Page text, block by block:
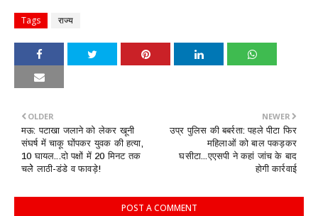
Tags राज्य
NEWER
उप्र पुलिस की बबर्रता: पहले पीटा फिर
महिलाओं को बाल पकड़कर
घसीटा...एएसपी ने कहां जांच के बाद
होगी कार्रवाई
OLDER
मऊ: पटाखा जलाने को लेकर खूनी
संघर्ष में चाकू घोंपकर युवक की हत्या,
10 घायल...दो पक्षों में 20 मिनट तक
चलेे लाठी-डंडे व फावड़े!
POST A COMMENT